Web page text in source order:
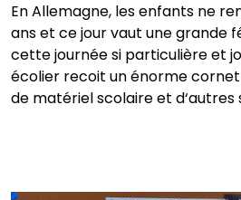
En Allemagne, les enfants ne
ans et ce jour vaut une grande
cette journée si particulière et
écolier recoit un énorme
de matériel scolaire et d‘autres